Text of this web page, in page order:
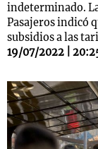
indeterminado.
Pasajeros indicó
subsidios a las
19/07/2022 |